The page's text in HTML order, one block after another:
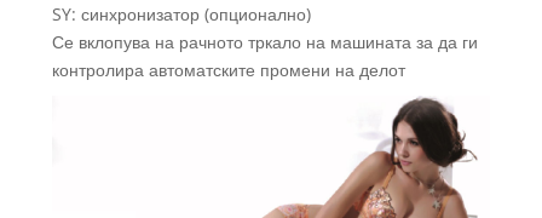
SY: синхронизатор (опционално)
Се вклопува на рачното тркало на машината за да ги
контролира автоматските промени на делот